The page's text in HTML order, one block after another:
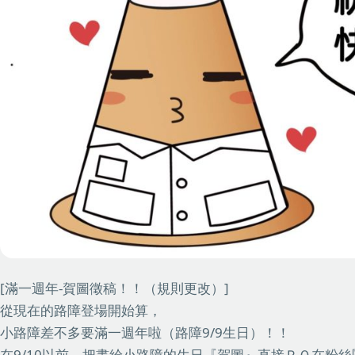
[滿一週年-賀圖徵稿！！（規則更改）]
從現在的路障登場開始算，
小路障差不多要滿一週年啦（路障9/9生日）！！